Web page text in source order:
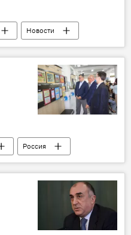
Новости
Россия